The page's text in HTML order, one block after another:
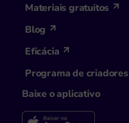
Materiais gratuitos
Blog
Eficácia
Programa de criadores
Baixe o aplicativo